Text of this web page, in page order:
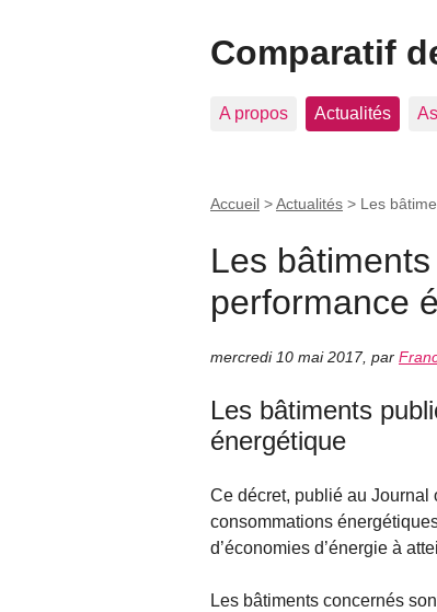
Comparatif
A propos Actualités
Accueil >Actualités > Les
Les
performance
mercredi 10 mai 2017, par
Les bâtiments
énergétique
Ce décret, publié au
consommations
d’économies d’énergie à
Les bâtiments concernés